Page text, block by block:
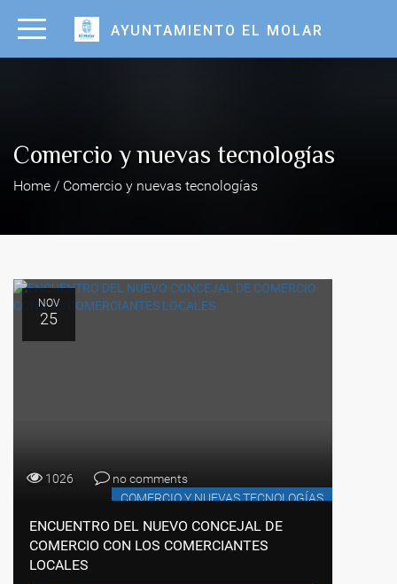
AYUNTAMIENTO EL MOLAR
Comercio y nuevas tecnologías
Home / Comercio y nuevas tecnologías
NOV
25
1026
no comments
COMERCIO Y NUEVAS TECNOLOGÍAS
ENCUENTRO DEL NUEVO CONCEJAL DE
COMERCIO CON LOS COMERCIANTES
LOCALES